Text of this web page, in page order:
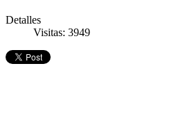
Detalles
Visitas: 3949